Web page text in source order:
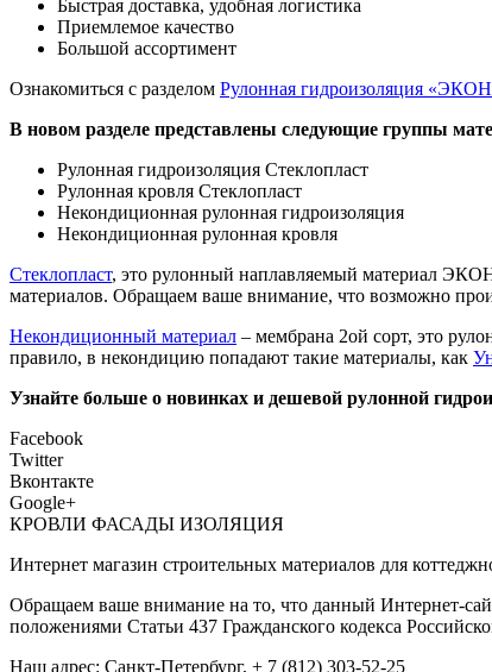
Быстрая доставка, удобная логистика
Приемлемое качество
Большой ассортимент
Ознакомиться с разделом Рулонная гидроизоляция
В новом разделе представлены следующие группы
Рулонная гидроизоляция Стеклопласт
Рулонная кровля Стеклопласт
Некондиционная рулонная гидроизоляция
Некондиционная рулонная кровля
Стеклопласт, это рулонный наплавляемый материал
материалов. Обращаем ваше внимание, что возможно
Некондиционный материал – мембрана 2ой сорт, это
правило, в некондицию попадают такие материалы, как
Узнайте больше о новинках и дешевой рулонной
Facebook
Twitter
Вконтакте
Google+
КРОВЛИ ФАСАДЫ ИЗОЛЯЦИЯ
Интернет магазин строительных материалов для
Обращаем ваше внимание на то, что данный Интернет-
положениями Статьи 437 Гражданского кодекса
Наш адрес: Санкт-Петербург, + 7 (812) 303-52-25